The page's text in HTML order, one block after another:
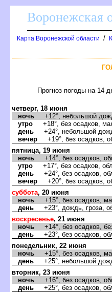
оронежская
Карта Воронежской области /
Прогноз погоды на 14
четверг, 18 июня
ночь +12°, небольшой
утро +18°, без осадков,
день +24°, небольшой
ечер +19°, без осадков,
пятница, 19 июня
ночь +14°, без осадков,
утро +17°, без осадков,
день +24°, без осадков,
ечер +20°, без осадков,
суббота, 20 июня
ночь +15°, без осадков,
день +23°, дождь, гроза,
оскресенье, 21 июня
ночь +14°, без осадков,
день +23°, без осадков,
понедельник, 22 июня
ночь +15°, без осадков,
день +25°, небольшой
торник, 23 июня
ночь +16°, без осадков,
день +25°, без осадков,